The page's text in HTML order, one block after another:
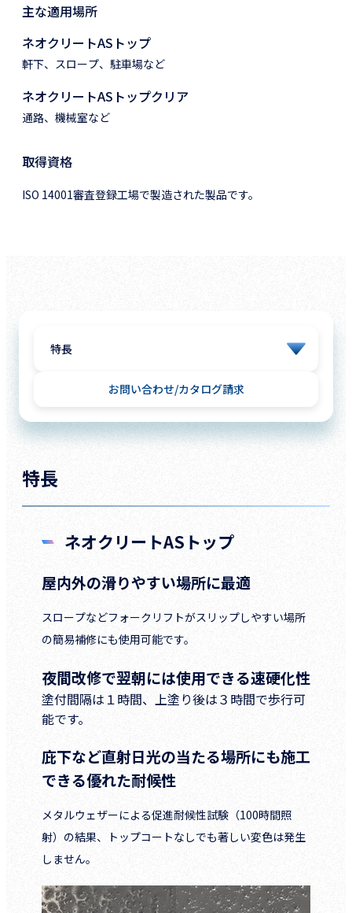
主な適用場所
ネオクリートASトップ
軒下、スロープ、駐車場など
ネオクリートASトップクリア
通路、機械室など
取得資格
ISO 14001審査登録工場で製造された製品です。
お問い合わせ カタログ請求
特長
ネオクリートASトップ
屋内外の滑りやすい場所に最適
スロープなどフォークリフトがスリップしやすい場所
の簡易補修にも使用可能です。
夜間改修で翌朝には使用できる速硬化性
塗付間隔は１時間、上塗り後は３時間で歩行可
能です。
庇下など直射日光の当たる場所にも施工
できる優れた耐候性
メタルウェザーによる促進耐候性試験（100時間照
射）の結果、トップコートなしでも著しい変色は発生
しません。